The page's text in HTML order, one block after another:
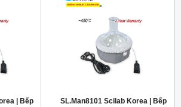
| Bếp
SL.Man8101 Scilab Korea | Bếp